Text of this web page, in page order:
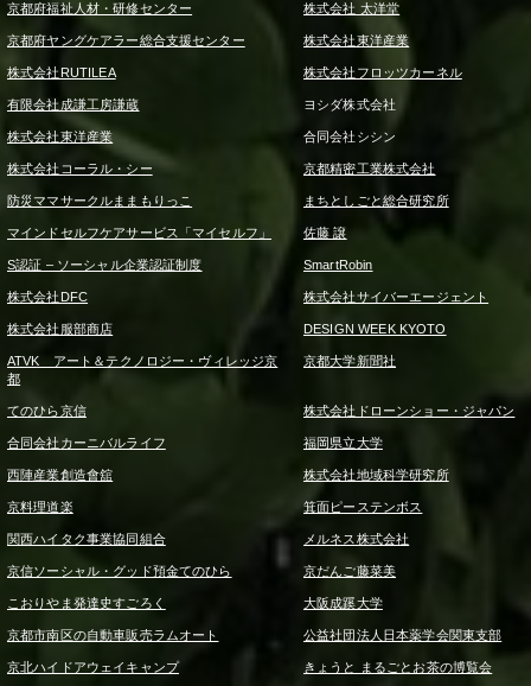
京都府福祉人材・研修センター 株式会社 太洋堂
京都府ヤングケアラー総合支援センター 株式会社東洋産業
株式会社RUTILEA 株式会社フロッツカーネル
有限会社成謙工房謙蔵 ヨシダ株式会社
株式会社東洋産業 合同会社シシン
株式会社コーラル・シー 京都精密工業株式会社
防災ママサークルままもりっこ まちとしごと総合研究所
マインドセルフケアサービス「マイセルフ」 佐藤 譲
S認証 – ソーシャル企業認証制度 SmartRobin
株式会社DFC 株式会社サイバーエージェント
株式会社服部商店 DESIGN WEEK KYOTO
ATVK アート＆テクノロジー・ヴィレッジ京
都
京都大学新聞社
てのひら京信 株式会社ドローンショー・ジャパン
合同会社カーニバルライフ 福岡県立大学
西陣産業創造會舘 株式会社地域科学研究所
京料理道楽 箕面ピーステンボス
関西ハイタク事業協同組合 メルネス株式会社
京信ソーシャル・グッド預金てのひら 京だんご藤菜美
こおりやま発達史すごろく 大阪成蹊大学
京都市南区の自動車販売ラムオート 公益社団法人日本薬学会関東支部
京北ハイドアウェイキャンプ きょうと まるごとお茶の博覧会